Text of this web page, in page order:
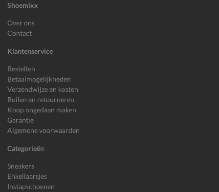
Shoemixx
Over ons
Contact
Klantenservice
Bestellen
Betaalmogelijkheden
Verzendwijze en kosten
Ruilen en retourneren
Koop ongedaan maken
Garantie
Algemene voorwaarden
Categorieën
Sneakers
Enkellaarsjes
Instapschoenen